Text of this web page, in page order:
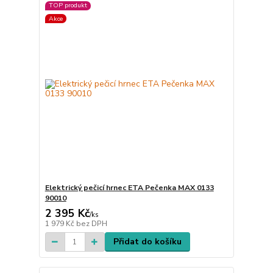
TOP produkt
Akce
Elektrický pečicí hrnec ETA Pečenka MAX 0133
90010
2 395 Kč/ks
1 979 Kč bez DPH
Přidat do košíku